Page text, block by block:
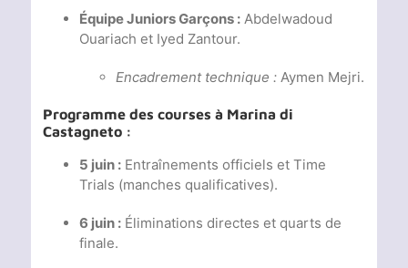
Équipe Juniors Garçons : Abdelwadoud
Ouariach et Iyed Zantour.
Encadrement technique : Aymen Mejri.
Programme des courses à Marina di
Castagneto :
5 juin : Entraînements officiels et Time
Trials (manches qualificatives).
6 juin : Éliminations directes et quarts de
finale.